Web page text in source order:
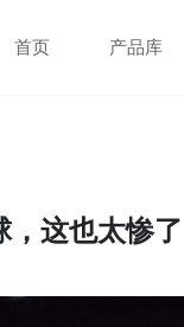
首页 产品库
，这也太惨了